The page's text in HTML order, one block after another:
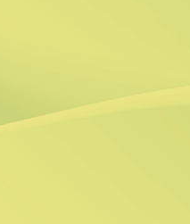
2025/08/11 18:54